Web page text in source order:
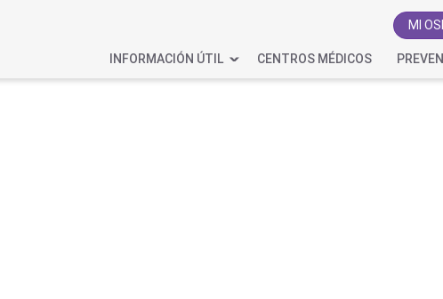
MI
INFORMACIÓN ÚTIL CENTROS MÉDICOS